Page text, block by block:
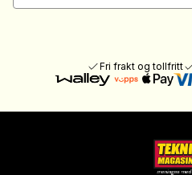
Fri frakt og tollfritt